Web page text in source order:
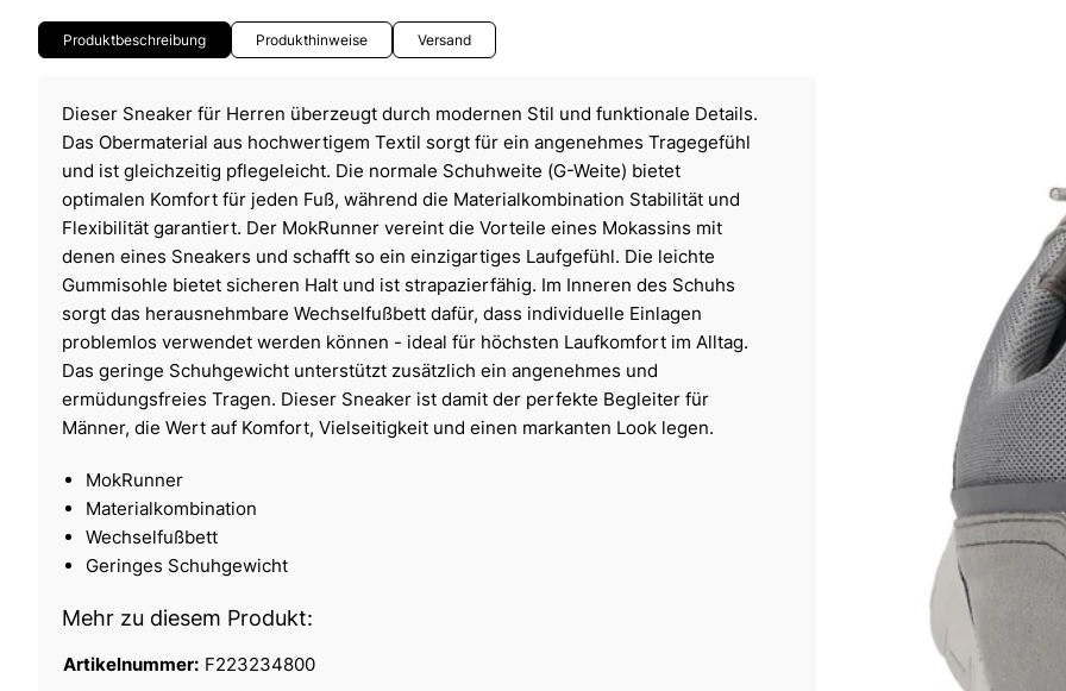
Produktbeschreibung Produkthinweise Versand
Dieser Sneaker für Herren überzeugt durch modernen Stil und funktionale Details.
Das Obermaterial aus hochwertigem Textil sorgt für ein angenehmes Tragegefühl
und ist gleichzeitig pflegeleicht. Die normale Schuhweite (G-Weite) bietet
optimalen Komfort für jeden Fuß, während die Materialkombination Stabilität und
Flexibilität garantiert. Der MokRunner vereint die Vorteile eines Mokassins mit
denen eines Sneakers und schafft so ein einzigartiges Laufgefühl. Die leichte
Gummisohle bietet sicheren Halt und ist strapazierfähig. Im Inneren des Schuhs
sorgt das herausnehmbare Wechselfußbett dafür, dass individuelle Einlagen
problemlos verwendet werden können - ideal für höchsten Laufkomfort im Alltag.
Das geringe Schuhgewicht unterstützt zusätzlich ein angenehmes und
ermüdungsfreies Tragen. Dieser Sneaker ist damit der perfekte Begleiter für
Männer, die Wert auf Komfort, Vielseitigkeit und einen markanten Look legen.
MokRunner
Materialkombination
Wechselfußbett
Geringes Schuhgewicht
Mehr zu diesem Produkt:
Artikelnummer: F223234800